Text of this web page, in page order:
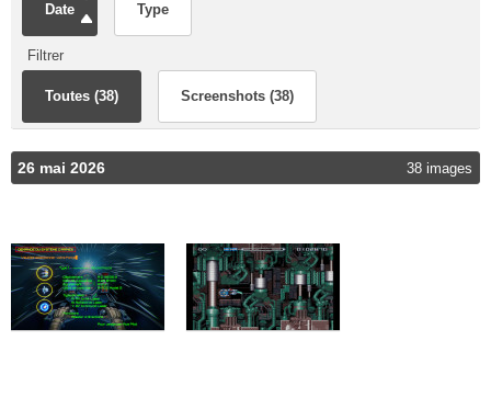
Date Type
Filtrer
Toutes (38) Screenshots (38)
26 mai 2026 38 images